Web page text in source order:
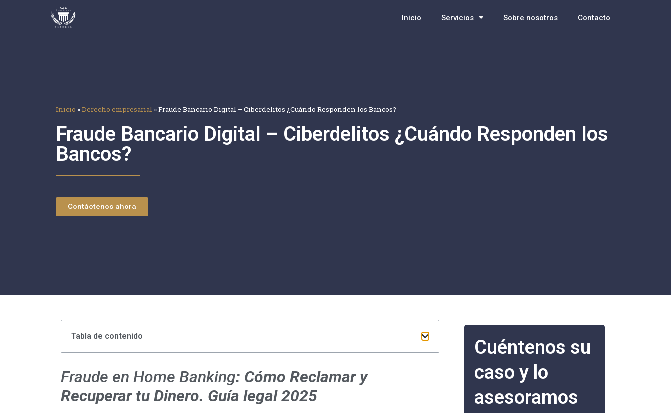
Inicio Servicios Sobre nosotros Contacto
Inicio »Derecho empresarial »Fraude Bancario Digital – Ciberdelitos ¿Cuándo Responden los Bancos?
Fraude Bancario Digital – Ciberdelitos ¿Cuándo Responden los
Bancos?
Contáctenos ahora
Tabla de contenido
Fraude en Home Banking: Cómo Reclamar y
Recuperar tu Dinero. Guía legal 2025
Cuéntenos su
caso y lo
asesoramos